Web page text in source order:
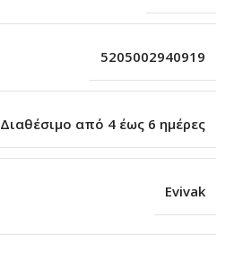
5205002940919
Διαθέσιμο από 4 έως 6 ημέρες
Evivak